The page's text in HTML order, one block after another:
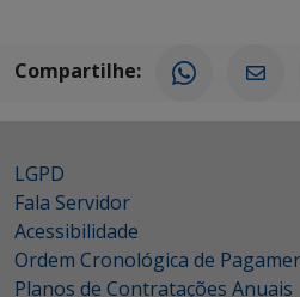
Compartilhe:
LGPD
Fala Servidor
Acessibilidade
Ordem Cronológica de
Planos de Contratações Anuais